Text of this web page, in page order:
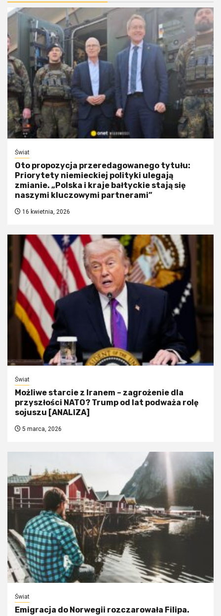
Świat
Oto propozycja przeredagowanego tytułu:
Priorytety niemieckiej polityki ulegają
zmianie. „Polska i kraje bałtyckie stają się
naszymi kluczowymi partnerami”
16 kwietnia, 2026
Świat
Możliwe starcie z Iranem – zagrożenie dla
przyszłości NATO? Trump od lat podważa rolę
sojuszu [ANALIZA]
5 marca, 2026
Świat
Emigracja do Norwegii rozczarowała Filipa.